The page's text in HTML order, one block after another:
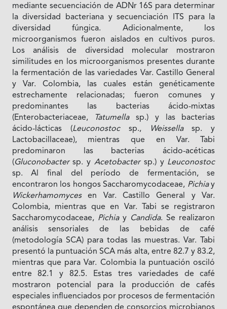
mediante secuenciación de ADNr 16S para determinar
la diversidad bacteriana y secuenciación ITS para la
diversidad fúngica. Adicionalmente, los
microorganismos fueron aislados en cultivos puros.
Los análisis de diversidad molecular mostraron
similitudes en los microorganismos presentes durante
la fermentación de las variedades Var. Castillo General
y Var. Colombia, las cuales están genéticamente
estrechamente relacionadas; fueron comunes y
predominantes las bacterias ácido-mixtas
(Enterobacteriaceae,
Tatumellasp.) y las bacterias
ácido-lácticas (Leuconostocsp., Weissellasp. y
Lactobacillaceae), mientras que en Var. Tabi
predominaron las bacterias ácido-acéticas
(Gluconobactersp. y Acetobactersp.) y Leuconostoc
sp. Al final del período de fermentación, se
encontraron los hongos Saccharomycodaceae, Pichiay
Wickerhamomycesen Var. Castillo General y Var.
Colombia, mientras que en Var. Tabi se registraron
Saccharomycodaceae, Pichiay Candida. Se realizaron
análisis sensoriales de las bebidas de café
(metodología SCA) para todas las muestras. Var. Tabi
presentó la puntuación SCA más alta, entre 82.7 y 83.2,
mientras que para Var. Colombia la puntuación osciló
entre 82.1 y 82.5. Estas tres variedades de café
mostraron potencial para la producción de cafés
especiales influenciados por procesos de fermentación